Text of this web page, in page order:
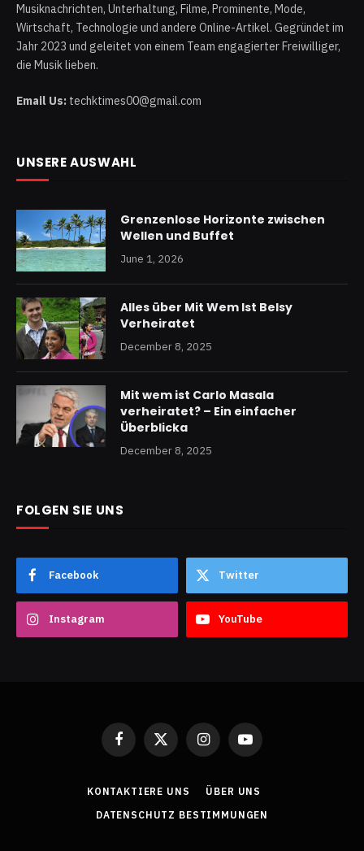
Musiknachrichten, Unterhaltung, Filme, Prominente, Mode,
Wirtschaft, Technologie und andere Online-Artikel. Gegründet im
Jahr 2023 und geleitet von einem Team engagierter Freiwilliger,
die Musik lieben.
Email Us: techktimes00@gmail.com
UNSERE AUSWAHL
Grenzenlose Horizonte zwischen
Wellen und Buffet
June 1, 2026
Alles über Mit Wem Ist Belsy
Verheiratet
December 8, 2025
Mit wem ist Carlo Masala
verheiratet? – Ein einfacher
Überblicka
December 8, 2025
FOLGEN SIE UNS
Facebook Twitter
Instagram YouTube
Facebook
X
(Twitter)
InstagramYouTube
KONTAKTIERE UNS
ÜBER UNS
DATENSCHUTZ BESTIMMUNGEN